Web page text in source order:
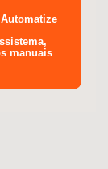
Automatize
manuais